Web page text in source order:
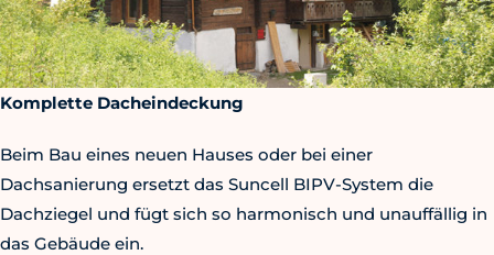
Komplette Dacheindeckung
Beim Bau eines neuen Hauses oder bei einer
Dachsanierung ersetzt das Suncell BIPV-System die
Dachziegel und fügt sich so harmonisch und unauffällig in
das Gebäude ein.